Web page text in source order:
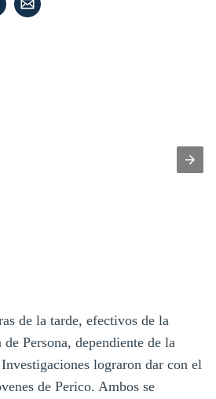
de la tarde, efectivos de la
Persona, dependiente de la
lograron dar con el
de Perico. Ambos se